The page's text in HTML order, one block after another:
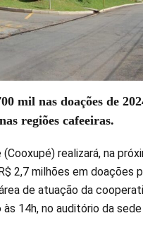
mil nas doações de
regiões cafeeiras.
realizará, na
2,7 milhões em doações
de atuação da
14h, no auditório da